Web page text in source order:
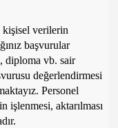
kişisel verilerin
başvurular
diploma vb. sair
değerlendirmesi
Personel
işlenmesi, aktarılması